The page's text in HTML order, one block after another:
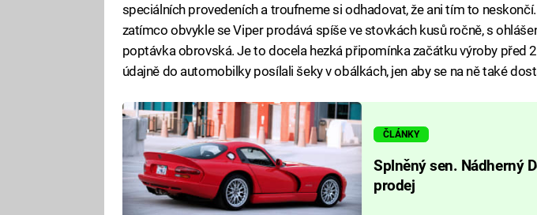
speciálních provedeních a troufneme si odhadovat, že ani tím to neskončí.
zatímco obvykle se Viper prodává spíše ve stovkách kusů ročně, s
poptávka obrovská. Je to docela hezká připomínka začátku výroby před
údajně do automobilky posílali šeky v obálkách, jen aby se na ně také
ČLÁNKY
Splněný sen. Nádherný
prodej